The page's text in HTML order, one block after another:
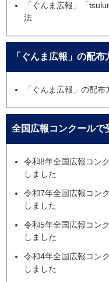
「ぐんま広報」「
法
「ぐんま広報」の配布
「ぐんま広報」の配布
全国広報コンクールで
令和8年全国広報コン
しました
令和7年全国広報コン
しました
令和5年全国広報コン
しました
令和4年全国広報コン
しました